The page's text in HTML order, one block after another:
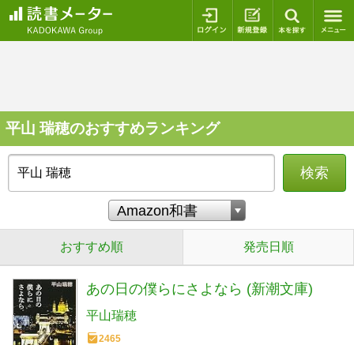
ログイン 新規登録
平山 瑞穂のおすすめランキング
検索
おすすめ順 発売日順
あの日の僕らにさよなら (新潮文庫)
平山瑞穂
2465